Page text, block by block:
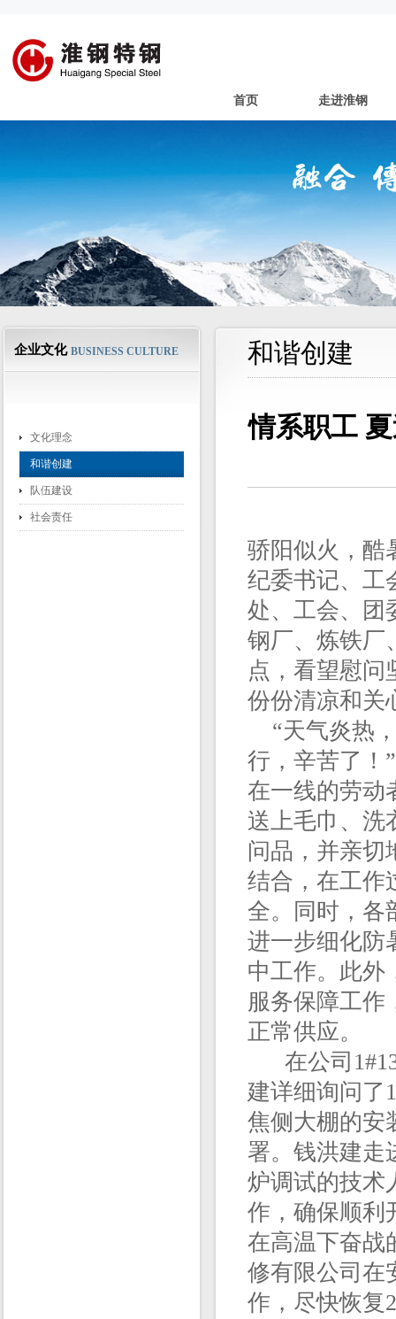
首页 走进淮钢
企业文化 BUSINESS CULTURE
文化理念
和谐创建
队伍建设
社会责任
和谐创建
情系职工
骄阳似火，酷
纪委书记、工
处、工会、团
钢厂、炼铁厂
点，看望慰问
份份清凉和关
“天气炎热
行，辛苦了！
在一线的劳动
送上毛巾、洗
问品，并亲切
结合，在工作
全。同时，各
进一步细化防
中工作。此外
服务保障工作
正常供应。
在公司
建详细询问了
焦侧大棚的安
署。钱洪建走
炉调试的技术
作，确保顺利
在高温下奋战
修有限公司在
作，尽快恢复